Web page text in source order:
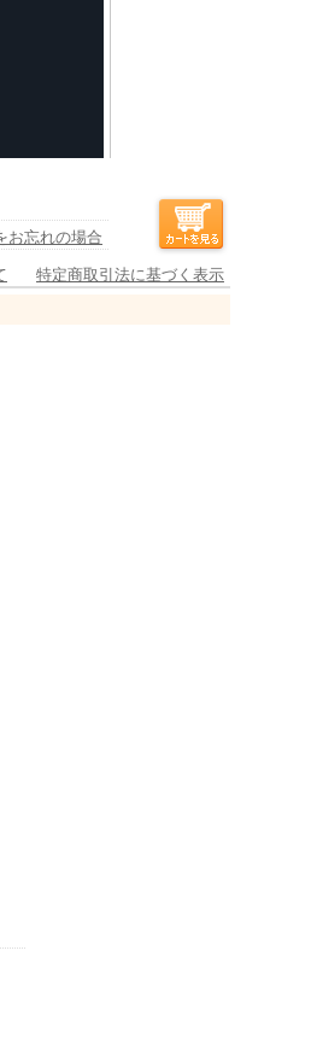
お忘れの場合
特定商取引法に基づく表示